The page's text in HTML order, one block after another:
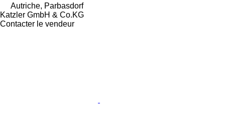
Autriche, Parbasdorf
Katzler GmbH & Co.KG
Contacter le vendeur